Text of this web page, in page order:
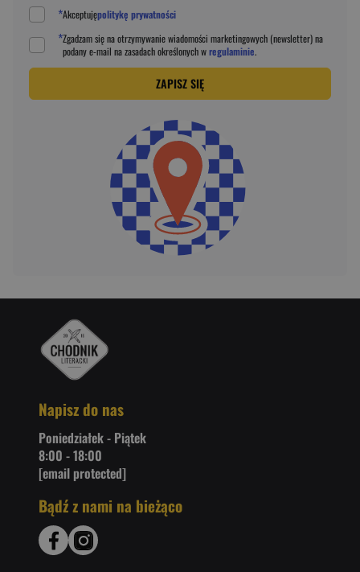
*Akceptujępolitykę prywatności
*Zgadzam się na otrzymywanie wiadomości marketingowych (newsletter) na
podanye-mail na zasadach określonych wregulaminie.
ZAPISZ SIĘ
Napisz do nas
Poniedziałek - Piątek
8:00 - 18:00
[email protected]
Bądź z nami na bieżąco